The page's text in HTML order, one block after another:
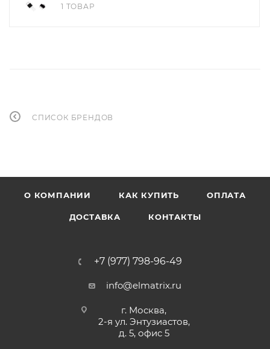
1 ТОВАР
СПИСОК БРЕНДОВ
О КОМПАНИИ КАК КУПИТЬ ОПЛАТА
ДОСТАВКА КОНТАКТЫ
+7 (977) 798-96-49
info@elmatrix.ru
г. Москва,
2-я ул. Энтузиастов,
д. 5, офис 5